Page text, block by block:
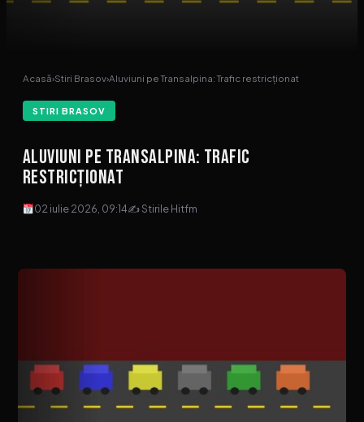
Acasă›Stiri Brasov›Aluviuni pe Transalpina: Trafic restricționat
STIRI BRASOV
Aluviuni pe Transalpina: Trafic
restricționat
02 iulie 2026, 09:14✍ Stirile Hitfm